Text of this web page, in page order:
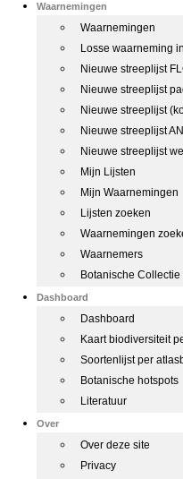
Waarnemingen
Waarnemingen
Losse waarneming
Nieuwe streeplijst
Nieuwe streeplijst
Nieuwe streeplijst
Nieuwe streeplijst
Nieuwe streeplijst
Mijn Lijsten
Mijn Waarnemingen
Lijsten zoeken
Waarnemingen
Waarnemers
Botanische
Dashboard
Dashboard
Kaart biodiversiteit
Soortenlijst per
Botanische hotspots
Literatuur
Over
Over deze site
Privacy